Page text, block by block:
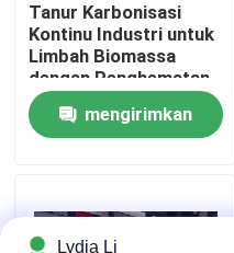
Hubungi kami
Quote request suatu
Pabrik Pelet Kayu
Tanur Karbonisasi
Kontinu Industri untuk
Limbah Biomassa
dengan Penghematan
Energi dan Kontrol
Presisimengirimkan
Lydia Li